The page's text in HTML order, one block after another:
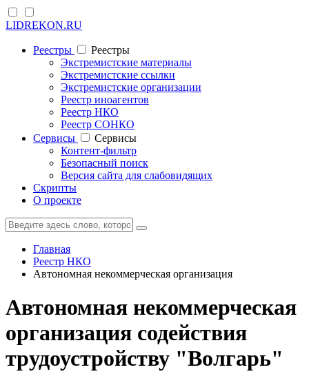
LIDREKON.RU
Реестры
Реестры
Экстремистские материалы
Экстремистские ссылки
Экстремистские организации
Реестр иноагентов
Реестр НКО
Реестр СОНКО
Cервисы
Cервисы
Контент-фильтр
Безопасный поиск
Версия сайта для слабовидящих
Скрипты
О проекте
Главная
Реестр НКО
Автономная некоммерческая организация
Автономная некоммерческая
организация содействия
трудоустройству "Волгарь"